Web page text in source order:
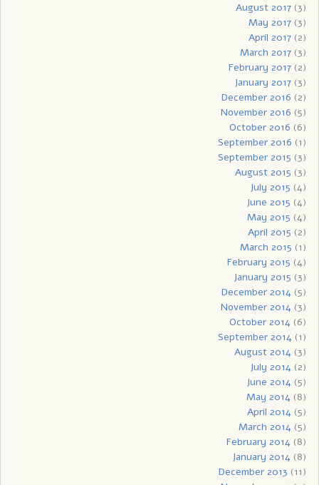
August 2017(3)
May 2017(3)
April 2017(2)
March 2017(3)
February 2017(2)
January 2017(3)
December 2016 (2)
November 2016 (5)
October 2016 (6)
September 2016 (1)
September 2015 (3)
August 2015 (3)
July 2015 (4)
June 2015 (4)
May 2015 (4)
April 2015 (2)
March 2015 (1)
February 2015 (4)
January 2015 (3)
December 2014(5)
November 2014(3)
October 2014(6)
September 2014(1)
August 2014(3)
July 2014(2)
June 2014(5)
May 2014(8)
April 2014(5)
March 2014(5)
February 2014(8)
January 2014(8)
December 2013 (11)